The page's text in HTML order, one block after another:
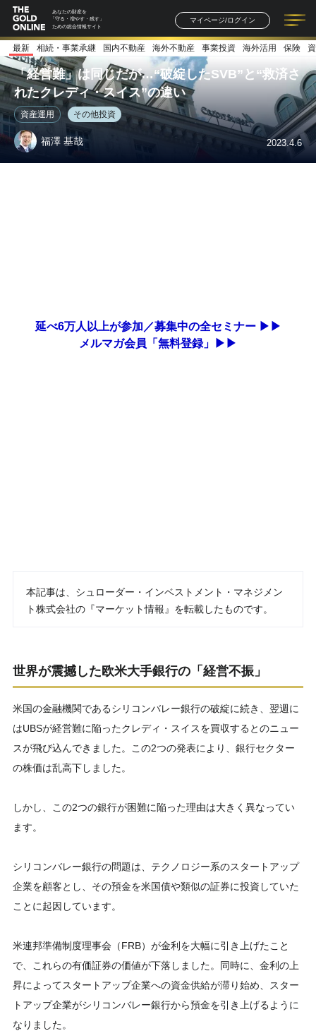
あなたの財産を
「守る・増やす・残す」
ための総合情報サイト
マイページ/ログイン
記事一覧 連載一覧
著者一覧 書籍一覧
最新 相続・事業承継 国内不動産 海外不動産 事業投資 海外活用 保険
「経営難」は同じだが…“破綻したSVB”と“救済さ
れたクレディ・スイス”の違い
資産運用 その他投資
福澤 基哉 2023.4.6
延べ6万人以上が参加／募集中の全セミナー ▶▶
メルマガ会員「無料登録」▶▶
本記事は、シュローダー・インベストメント・マネジメン
ト株式会社の『マーケット情報』を転載したものです。
世界が震撼した欧米大手銀行の「経営不振」
米国の金融機関であるシリコンバレー銀行の破綻に続き、翌週に
はUBSが経営難に陥ったクレディ・スイスを買収するとのニュー
スが飛び込んできました。この2つの発表により、銀行セクター
の株価は乱高下しました。
しかし、この2つの銀行が困難に陥った理由は大きく異なってい
ます。
シリコンバレー銀行の問題は、テクノロジー系のスタートアップ
企業を顧客とし、その預金を米国債や類似の証券に投資していた
ことに起因しています。
米連邦準備制度理事会（FRB）が金利を大幅に引き上げたこと
で、これらの有価証券の価値が下落しました。同時に、金利の上
昇によってスタートアップ企業への資金供給が滞り始め、スター
トアップ企業がシリコンバレー銀行から預金を引き上げるように
なりました。